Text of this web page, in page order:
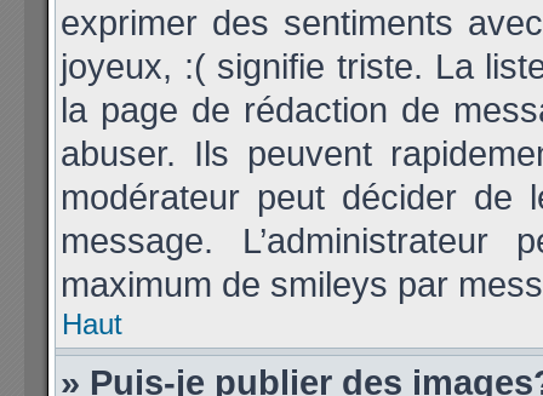
exprimer des sentiments
joyeux, :( signifie triste. La
la page de rédaction de
abuser. Ils peuvent
modérateur peut décider de
message.
maximum de smileys par
Haut
» Puis-je publier des